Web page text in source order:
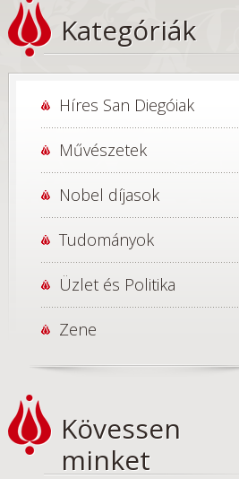
Kategóriák
Híres San Diegóiak
Művészetek
Nobel díjasok
Tudományok
Üzlet és Politika
Zene
Kövessen
minket